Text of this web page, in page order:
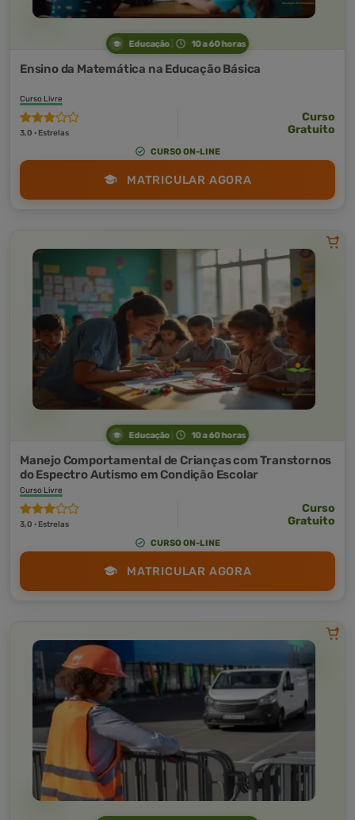
Educação 10 a 60 horas
Ensino da Matemática na Educação Básica
Curso Livre
3,0 · Estrelas
Curso
Gratuito
CURSO ON-LINE
MATRICULAR AGORA
Educação 10 a 60 horas
Manejo Comportamental de Crianças com Transtornos
do Espectro Autismo em Condição Escolar
Curso Livre
3,0 · Estrelas
Curso
Gratuito
CURSO ON-LINE
MATRICULAR AGORA